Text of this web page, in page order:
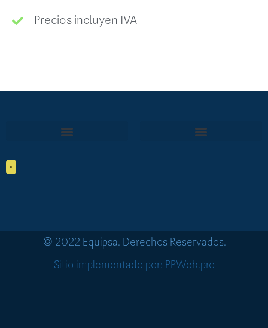
Precios incluyen IVA
•
© 2022 Equipsa. Derechos Reservados.
Sitio implementado por: PPWeb.pro